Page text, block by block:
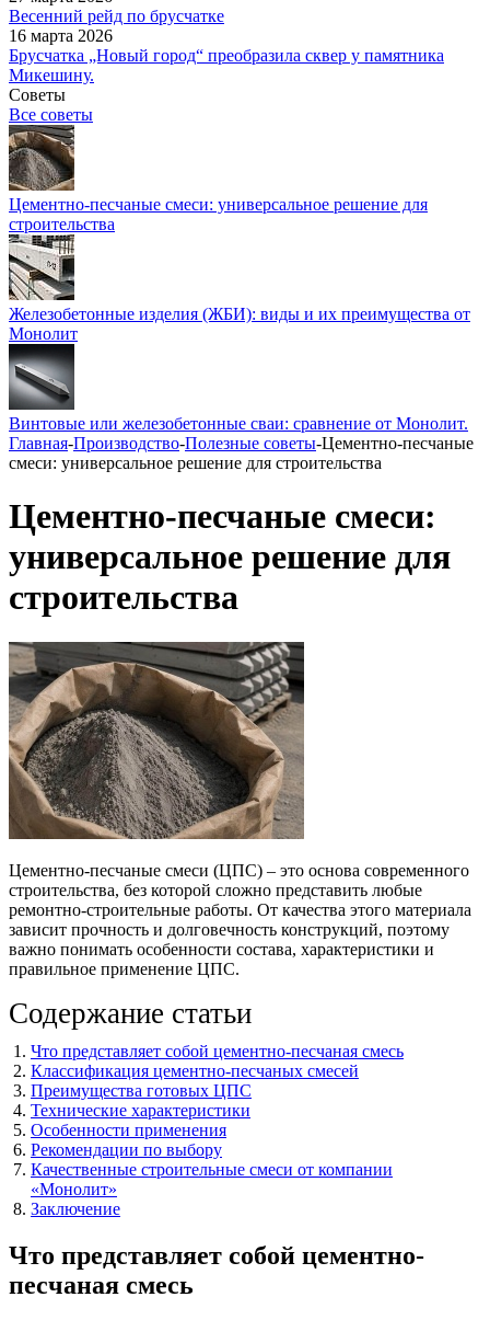
Весенний рейд по брусчатке
16 марта 2026
Брусчатка „Новый город“ преобразила сквер у памятника
Микешину.
Советы
Все советы
Цементно-песчаные смеси: универсальное решение для
строительства
Железобетонные изделия (ЖБИ): виды и их преимущества от
Монолит
Винтовые или железобетонные сваи: сравнение от Монолит.
Главная-Производство-Полезные советы-Цементно-песчаные
смеси: универсальное решение для строительства
Цементно-песчаные смеси:
универсальное решение для
строительства
Цементно-песчаные смеси (ЦПС) – это основа современного
строительства, без которой сложно представить любые
ремонтно-строительные работы. От качества этого материала
зависит прочность и долговечность конструкций, поэтому
важно понимать особенности состава, характеристики и
правильное применение ЦПС.
Содержание статьи
Что представляет собой цементно-песчаная смесь
Классификация цементно-песчаных смесей
Преимущества готовых ЦПС
Технические характеристики
Особенности применения
Рекомендации по выбору
Качественные строительные смеси от компании
«Монолит»
Заключение
Что представляет собой цементно-
песчаная смесь